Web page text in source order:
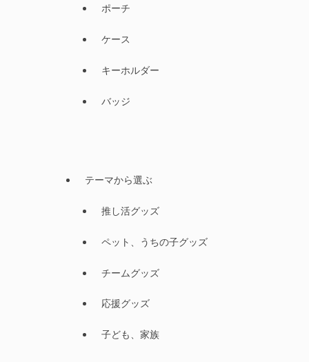
ポーチ
ケース
キーホルダー
バッジ
テーマから選ぶ
推し活グッズ
ペット、うちの子グッズ
チームグッズ
応援グッズ
子ども、家族